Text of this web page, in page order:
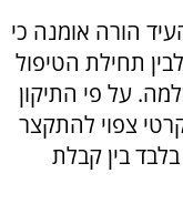
הורה אומנה כי
תחילת הטיפול
על פי התיקון
צפוי להתקצר
בין קבלת